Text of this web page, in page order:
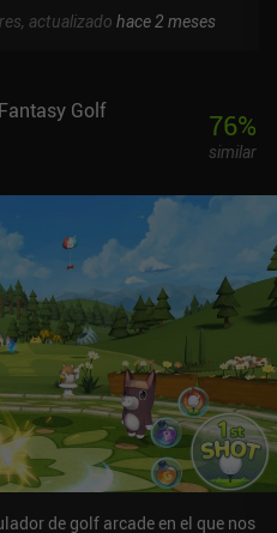
actualizado hace 2 meses
Golf 76%
similar
de golf arcade en el que nos